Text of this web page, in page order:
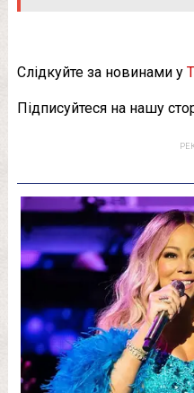
Слідкуйте за новинами у
Підписуйтеся на нашу